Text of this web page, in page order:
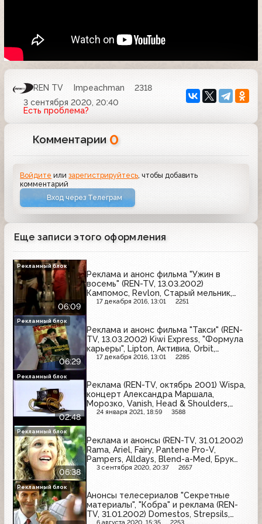
REN TV Impeachman
2318
3 сентября 2020, 20:40
Есть проблема?
Комментарии 0
Войдите илизарегистрируйтесь , чтобы добавить
комментарий
Вход через Телеграм
Еще записи этого оформления
06:09
Реклама и анонс фильма "Ужин в
восемь" (REN-TV, 13.03.2002)
Кампомос, Revlon, Старый мельник,
Фруктовый сад, Mia, Domestos, Orbit
17 декабря 2016, 13:01 2251
Рекламный блок
06:29
Реклама и анонс фильма "Такси" (REN-
TV, 13.03.2002) Kiwi Express, "Формула
карьеры", Lipton, Активиа, Orbit,
Huggies, Mountain Dew
17 декабря 2016, 13:01 2285
Рекламный блок
02:48
Реклама (REN-TV, октябрь 2001) Wispa,
концерт Александра Маршала,
Морозко, Vanish, Head & Shoulders,
фильм "Блондинка в законе", Айворин,
24 января 2021, 18:59 3588
Рекламный блок
06:38
Реклама и анонсы (REN-TV, 31.01.2002)
Rama, Ariel, Fairy, Pantene Pro-V,
Pampers, Alldays, Blend-a-Med, Брук
Бонд, Аспирин-С
3 сентября 2020, 20:37 2657
Рекламный блок
Анонсы телесериалов "Секретные
материалы", "Кобра" и реклама (REN-
TV, 31.01.2002) Domestos, Strepsils,
Рекламный блок